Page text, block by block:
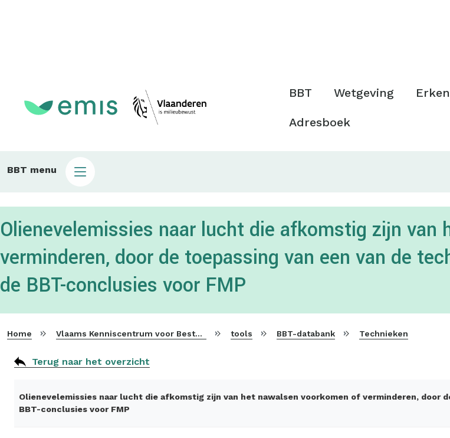
Hoofdmenu
BBT Wetgeving
Adresboek
Main
bbt
BBT menu
Olienevelemissies naar lucht die afkomstig zijn van
verminderen, door de toepassing van een van de
de BBT-conclusies voor FMP
Home Vlaams Kenniscentrum voor Beste Beschikbare Technieken tools BBT-databank Technieken
Terug naar het overzicht
Olienevelemissies naar lucht die afkomstig zijn van het nawalsen voorkomen of verminderen, door
BBT-conclusies voor FMP